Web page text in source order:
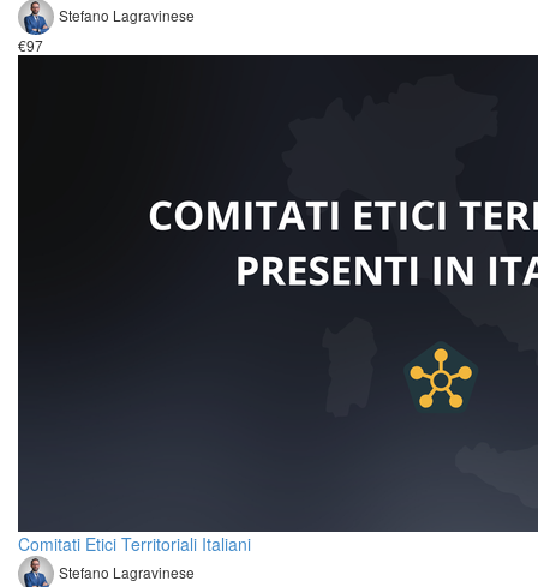
Stefano Lagravinese
€97
Comitati Etici Territoriali Italiani
Stefano Lagravinese